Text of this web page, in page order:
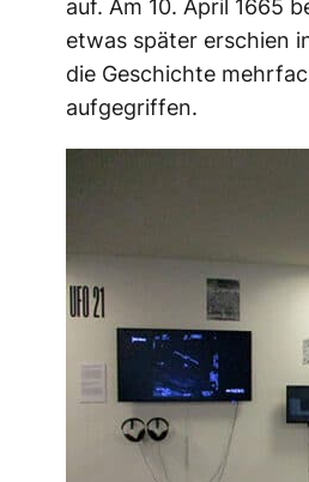
auf. Am 10. April 1665
etwas später erschien
die Geschichte
aufgegriffen.